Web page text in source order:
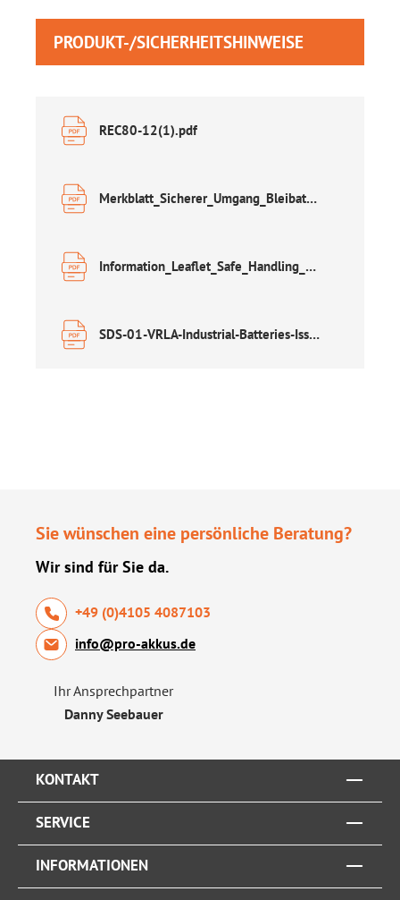
PRODUKT-/SICHERHEITSHINWEISE
REC80-12(1).pdf
Merkblatt_Sicherer_Umgang_Bleibatterien.pdf
Information_Leaflet_Safe_Handling_of_Lead_Acid_Accumulators.pdf
SDS-01-VRLA-Industrial-Batteries-Issue-20.pdf
Sie wünschen eine persönliche Beratung?
Wir sind für Sie da.
+49 (0)4105 4087103
info@pro-akkus.de
Ihr Ansprechpartner
Danny Seebauer
KONTAKT
SERVICE
INFORMATIONEN